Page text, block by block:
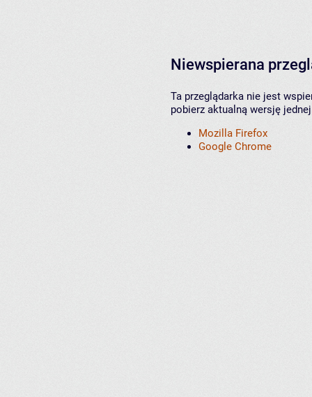
Niewspierana
Ta przeglądarka nie jest
pobierz aktualną wersję
Mozilla Firefox
Google Chrome